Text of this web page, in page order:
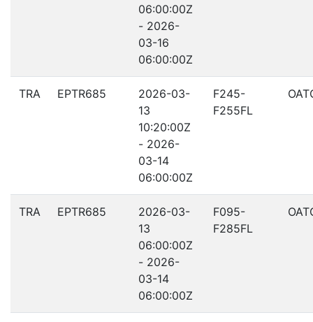
06:00:00Z
- 2026-
03-16
06:00:00Z
TRA EPTR685
2026-03-
13
10:20:00Z
- 2026-
03-14
06:00:00Z
F245-
F255FL
TRA EPTR685
2026-03-
13
06:00:00Z
- 2026-
03-14
06:00:00Z
F095-
F285FL